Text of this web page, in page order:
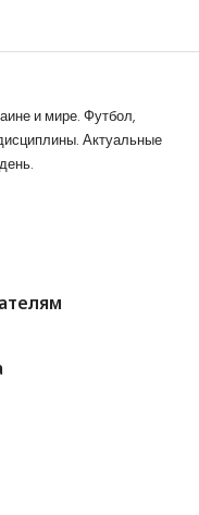
и мире. Футбол,
Актуальные